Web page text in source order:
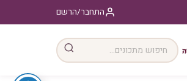
התחבר/הרשם